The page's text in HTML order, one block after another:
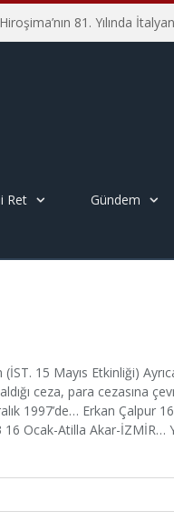
Ret Gündem
15 Mayıs Etkinliği)
ceza, para cezasına
1997’de… Erkan Çalpur
Ocak-Atilla Akar-İZMİR…